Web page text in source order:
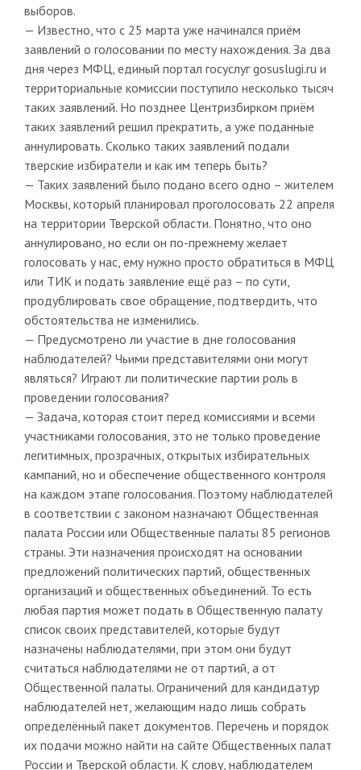
выборов.
— Известно, что с 25 марта уже начинался приём
заявлений о голосовании по месту нахождения. За два
дня через МФЦ, единый портал госуслуг gosuslugi.ru и
территориальные комиссии поступило несколько тысяч
таких заявлений. Но позднее Центризбирком приём
таких заявлений решил прекратить, а уже поданные
аннулировать. Сколько таких заявлений подали
тверские избиратели и как им теперь быть?
— Таких заявлений было подано всего одно – жителем
Москвы, который планировал проголосовать 22 апреля
на территории Тверской области. Понятно, что оно
аннулировано, но если он по-прежнему желает
голосовать у нас, ему нужно просто обратиться в МФЦ
или ТИК и подать заявление ещё раз – по сути,
продублировать свое обращение, подтвердить, что
обстоятельства не изменились.
— Предусмотрено ли участие в дне голосования
наблюдателей? Чьими представителями они могут
являться? Играют ли политические партии роль в
проведении голосования?
— Задача, которая стоит перед комиссиями и всеми
участниками голосования, это не только проведение
легитимных, прозрачных, открытых избирательных
кампаний, но и обеспечение общественного контроля
на каждом этапе голосования. Поэтому наблюдателей
в соответствии с законом назначают Общественная
палата России или Общественные палаты 85 регионов
страны. Эти назначения происходят на основании
предложений политических партий, общественных
организаций и общественных объединений. То есть
любая партия может подать в Общественную палату
список своих представителей, которые будут
назначены наблюдателями, при этом они будут
считаться наблюдателями не от партий, а от
Общественной палаты. Ограничений для кандидатур
наблюдателей нет, желающим надо лишь собрать
определённый пакет документов. Перечень и порядок
их подачи можно найти на сайте Общественных палат
России и Тверской области. К слову, наблюдателем